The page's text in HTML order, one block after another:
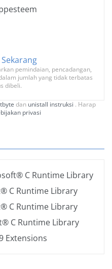
pemindaian, pencadangan,
jumlah yang tidak terbatas
dibeli.
dan unistall instruksi . Harap
privasi
C Runtime Library
C Runtime Library
C Runtime Library
C Runtime Library
Extensions